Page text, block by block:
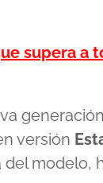
supera a
versión
modelo,